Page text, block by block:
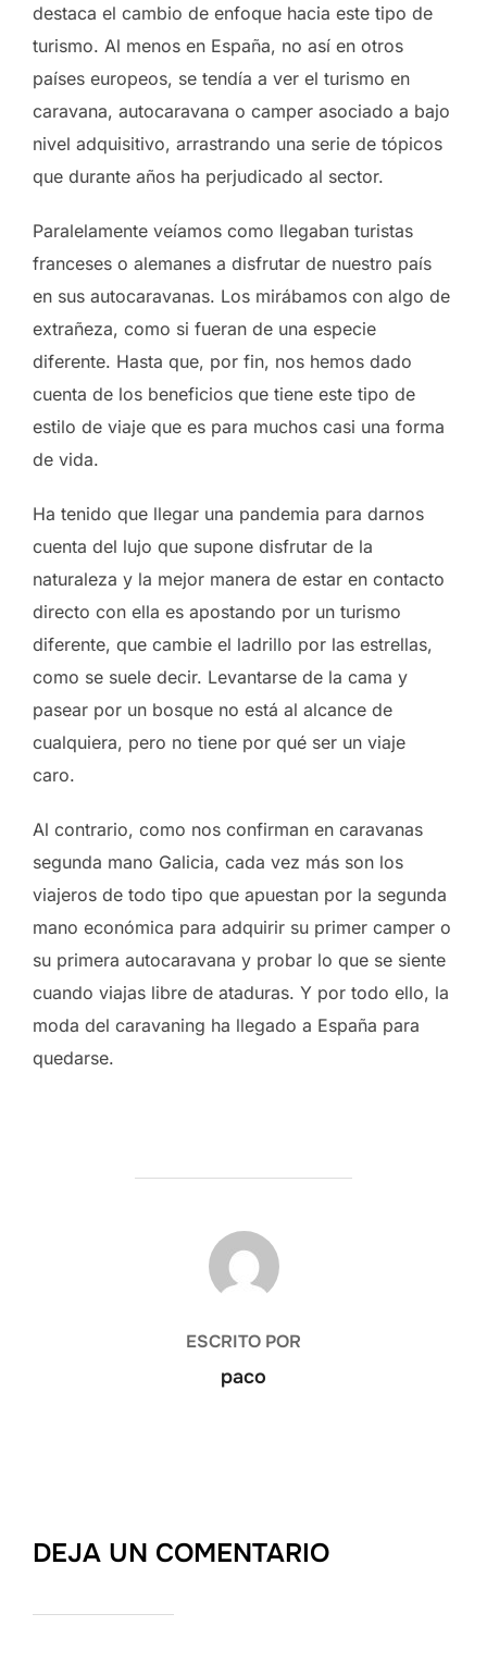
destaca el cambio de enfoque hacia este tipo de
turismo. Al menos en España, no así en otros
países europeos, se tendía a ver el turismo en
caravana, autocaravana o camper asociado a bajo
nivel adquisitivo, arrastrando una serie de tópicos
que durante años ha perjudicado al sector.
Paralelamente veíamos como llegaban turistas
franceses o alemanes a disfrutar de nuestro país
en sus autocaravanas. Los mirábamos con algo de
extrañeza, como si fueran de una especie
diferente. Hasta que, por fin, nos hemos dado
cuenta de los beneficios que tiene este tipo de
estilo de viaje que es para muchos casi una forma
de vida.
Ha tenido que llegar una pandemia para darnos
cuenta del lujo que supone disfrutar de la
naturaleza y la mejor manera de estar en contacto
directo con ella es apostando por un turismo
diferente, que cambie el ladrillo por las estrellas,
como se suele decir. Levantarse de la cama y
pasear por un bosque no está al alcance de
cualquiera, pero no tiene por qué ser un viaje
caro.
Al contrario, como nos confirman en caravanas
segunda mano Galicia, cada vez más son los
viajeros de todo tipo que apuestan por la segunda
mano económica para adquirir su primer camper o
su primera autocaravana y probar lo que se siente
cuando viajas libre de ataduras. Y por todo ello, la
moda del caravaning ha llegado a España para
quedarse.
AUTOR DE LA ENTRADA
ESCRITO POR
paco
DEJA UN COMENTARIO